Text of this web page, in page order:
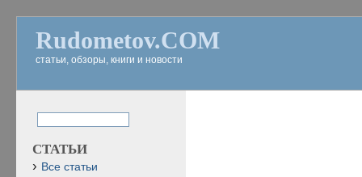
Rudometov.COM
статьи, обзоры, книги и новости
СТАТЬИ
Все статьи